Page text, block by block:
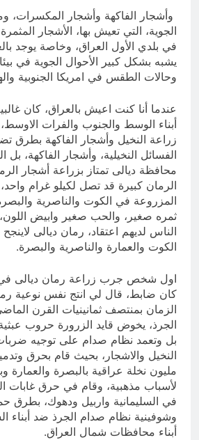
وأشجار الفاكهة وأشجار المكسرات،
الجوية، التي تعيش بها، الأشجار
في بلدي الأول العراق، وخاصة يوجد
يشبه بشكل كبير الأحوال الجوية في
وحالات الطقس في امريكا الجنوبية
عندما أنا كنت اعيش بالعراق، كان
أبناء الوسط والجنوب والفرات
زراعة النخيل وأشجار الفاكهة بطرق
الفسائل النخيلية، وأشجار الفاكهة، بل
محافظة ديالى تمتاز بزراعة أشجار
الرمان كبيرة قد تصل لكيلو غرام
المزروعة في الكوت والناصرية
ثمره صغير، والحب صغير وابيض اللون،
الناس لديهم اعتقاد، رمان ديالى
الكوت والعمارة والناصرية والبصرة.
اول شخص جرب زراعة رمان ديالى
كان ضابط، قال لي انتج نفس نوعية
الزمان بمنتصف ثمانينيات القرن
الجرذ، يخوض قايد الزرورة حروب
بل وتعمد نظام صدام على توجيه
مليون نخلة عراقية بالبصرة والعمارة
لأسباب مذهبية، وقام في حرق غابات
في السليمانية واربيل ودهوك، بطرق
وشوفينية نظام صدام الجرذ ضد أبناء
أبناء محافظات شمال العراق.